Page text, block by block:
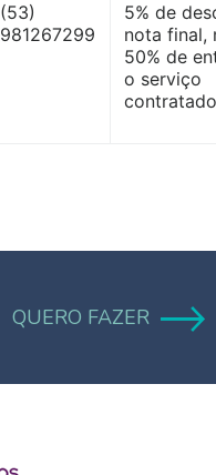
(53)
981267299
5% de
nota final,
50% de
o serviço
QUERO FAZER